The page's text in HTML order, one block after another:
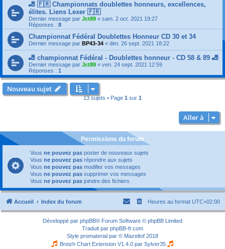
🎳 🇫🇷 Championnats doublettes honneurs, excellences,
élites. Liens Lexer 🇫🇷
Dernier message par Jct89 « sam. 2 oct. 2021 19:27
Réponses : 8
Championnat Fédéral Doublettes Honneur CD 30 et 34
Dernier message par BP43-34 « dim. 26 sept. 2021 18:22
🎳 championnat Fédéral - Doublettes honneur - CD 58 & 89 🎳
Dernier message par Jct89 « ven. 24 sept. 2021 12:59
Réponses : 1
Nouveau sujet
13 sujets • Page 1 sur 1
Aller à
Permissions du forum
Vous ne pouvez pas poster de nouveaux sujets
Vous ne pouvez pas répondre aux sujets
Vous ne pouvez pas modifier vos messages
Vous ne pouvez pas supprimer vos messages
Vous ne pouvez pas joindre des fichiers
Accueil Index du forum Heures au format UTC+02:00
Développé par phpBB® Forum Software © phpBB Limited
Traduit par phpBB-fr.com
Style promaterial par © Mazeltof 2018
Breizh Chart Extension V1.4.0 par Sylver35